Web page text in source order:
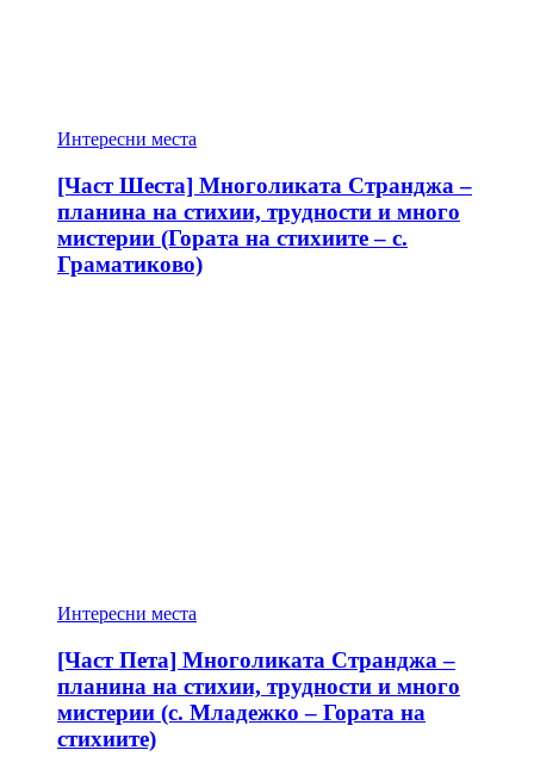
Интересни места
[Част Шеста] Многоликата Странджа –
планина на стихии, трудности и много
мистерии (Гората на стихиите – с.
Граматиково)
Интересни места
[Част Пета] Многоликата Странджа –
планина на стихии, трудности и много
мистерии (с. Младежко – Гората на
стихиите)